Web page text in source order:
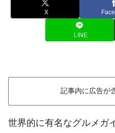
X
LINE
記事内に広告が
世界的に有名なグルメガ